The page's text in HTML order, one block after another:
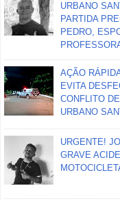
URBANO
PARTIDA
PEDRO,
AÇÃO
EVITA
CONFLITO
URBANO
URGENTE!
GRAVE